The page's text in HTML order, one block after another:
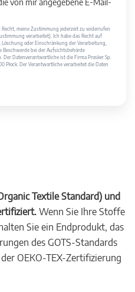
von mir angegebene E-Mail-
meine Zustimmung jederzeit zu widerrufen
verarbeitet). Ich habe das Recht auf
oder Einschränkung der Verarbeitung,
Beschwerde bei der Aufsichtsbehörde
Datenverantwortliche ist die Firma Prosker Sp.
Płock. Der Verantwortliche verarbeitet die Daten
Textile Standard) und
Wenn Sie Ihre Stoffe
Sie ein Endprodukt, das
des GOTS-Standards
OEKO-TEX-Zertifizierung